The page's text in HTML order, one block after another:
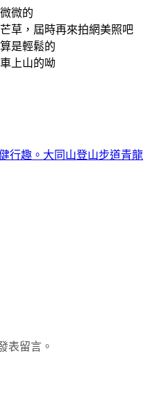
微的
草，屆時再來拍網美照吧
是輕鬆的
上山的呦
行趣。大同山登山步道青龍
表留言。